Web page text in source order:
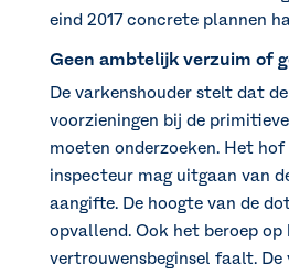
eind 2017 concrete plannen
Geen ambtelijk verzuim of
De varkenshouder stelt dat
voorzieningen bij de
moeten onderzoeken. Het
inspecteur mag uitgaan van
aangifte. De hoogte van de
opvallend. Ook het beroep op
vertrouwensbeginsel faalt. De